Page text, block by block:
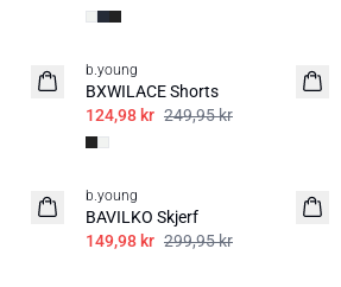
50%
b.young
BXWILACE Shorts
124,98 kr 249,95 kr
50%
b.young
BAVILKO Skjerf
149,98 kr 299,95 kr